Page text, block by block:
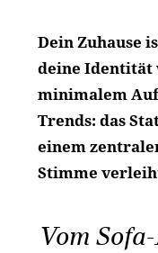
Dein Zuhause
deine Identität
minimalem
Trends: das
einem
Stimme
Vom